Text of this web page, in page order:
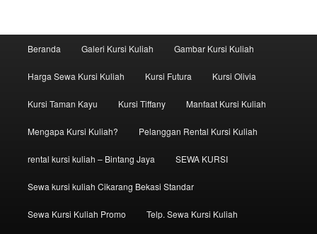
Skip to primary content
Skip to secondary content
Beranda Galeri Kursi Kuliah Gambar Kursi Kuliah
Harga Sewa Kursi Kuliah Kursi Futura Kursi Olivia
Kursi Taman Kayu Kursi Tiffany Manfaat Kursi Kuliah
Mengapa Kursi Kuliah? Pelanggan Rental Kursi Kuliah
rental kursi kuliah – Bintang Jaya SEWA KURSI
Sewa kursi kuliah Cikarang Bekasi Standar
Sewa Kursi Kuliah Promo Telp. Sewa Kursi Kuliah